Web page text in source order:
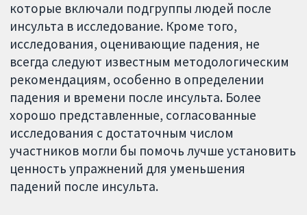
которые включали подгруппы людей после
инсульта в исследование. Кроме того,
исследования, оценивающие падения, не
всегда следуют известным методологическим
рекомендациям, особенно в определении
падения и времени после инсульта. Более
хорошо представленные, согласованные
исследования с достаточным числом
участников могли бы помочь лучше установить
ценность упражнений для уменьшения
падений после инсульта.